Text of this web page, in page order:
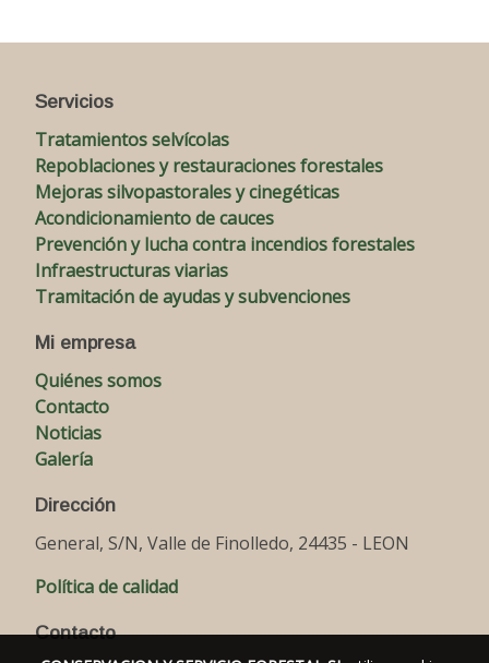
Servicios
Tratamientos selvícolas
Repoblaciones y restauraciones forestales
Mejoras silvopastorales y cinegéticas
Acondicionamiento de cauces
Prevención y lucha contra incendios forestales
Infraestructuras viarias
Tramitación de ayudas y subvenciones
Mi empresa
Quiénes somos
Contacto
Noticias
Galería
Dirección
General, S/N, Valle de Finolledo, 24435 - LEON
Política de calidad
Contacto